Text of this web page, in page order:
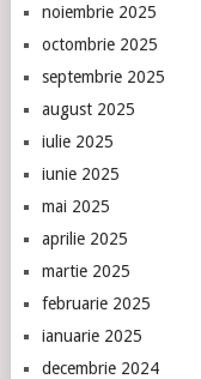
noiembrie 2025
octombrie 2025
septembrie 2025
august 2025
iulie 2025
iunie 2025
mai 2025
aprilie 2025
martie 2025
februarie 2025
ianuarie 2025
decembrie 2024